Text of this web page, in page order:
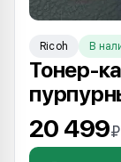
Ricoh В
Тонер-
20 499₽